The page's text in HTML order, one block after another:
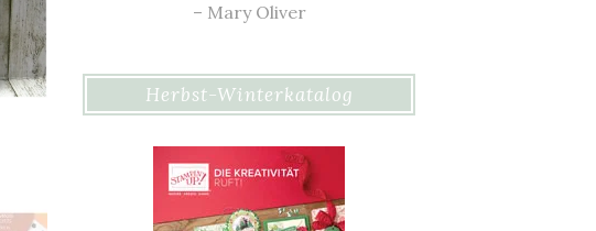
– Mary Oliver
Herbst-Winterkatalog